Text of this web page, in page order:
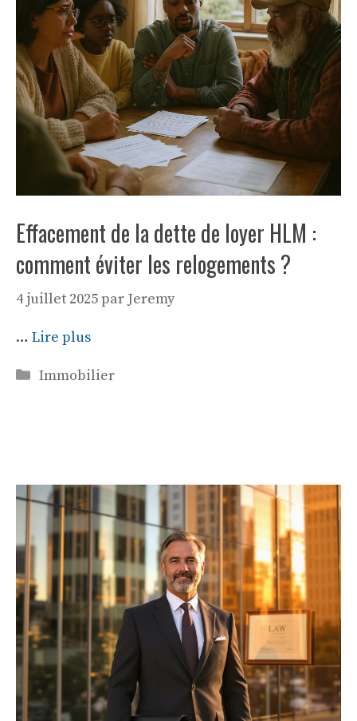
Effacement de la dette de loyer HLM :
comment éviter les relogements ?
4 juillet 2025par Jeremy
… Lire plus
Catégories
Immobilier